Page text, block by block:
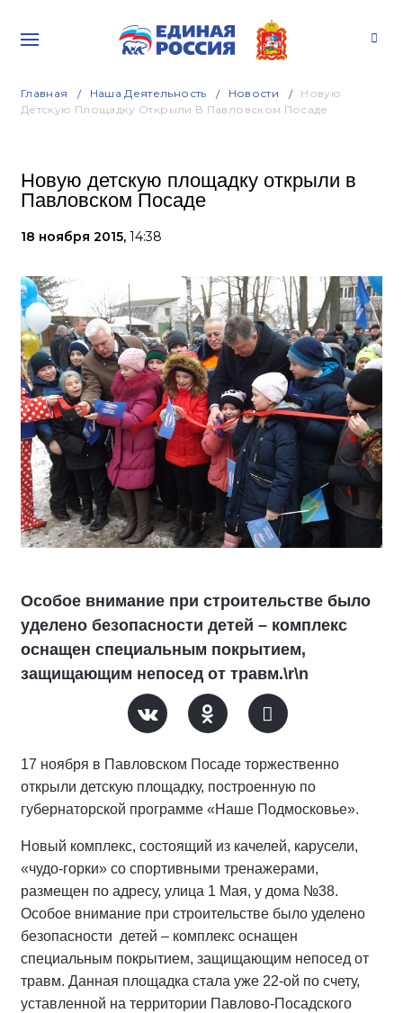
Главная Наша Деятельность Новости
Новую
Детскую Площадку Открыли В Павловском Посаде
Новую детскую площадку открыли в
Павловском Посаде
18 ноября 2015, 14:38
Особое внимание при строительстве было
уделено безопасности детей – комплекс
оснащен специальным покрытием,
защищающим непосед от травм.\r\n
17 ноября в Павловском Посаде торжественно
открыли детскую площадку, построенную по
губернаторской программе «Наше Подмосковье».
Новый комплекс, состоящий из качелей, карусели,
«чудо-горки» со спортивными тренажерами,
размещен по адресу, улица 1 Мая, у дома №38.
Особое внимание при строительстве было уделено
безопасности детей – комплекс оснащен
специальным покрытием, защищающим непосед от
травм. Данная площадка стала уже 22-ой по счету,
уставленной на территории Павлово-Посадского